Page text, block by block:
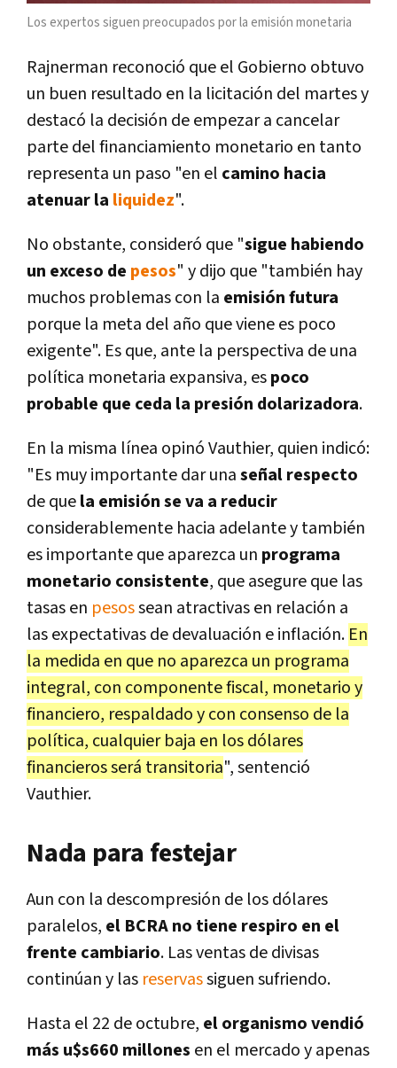
Los expertos siguen preocupados por la emisión monetaria
Rajnerman reconoció que el Gobierno obtuvo
un buen resultado en la licitación del martes y
destacó la decisión de empezar a cancelar
parte del financiamiento monetario en tanto
representa un paso "en el camino hacia
atenuar la liquidez".
No obstante, consideró que "sigue habiendo
un exceso de pesos" y dijo que "también hay
muchos problemas con la emisión futura
porque la meta del año que viene es poco
exigente". Es que, ante la perspectiva de una
política monetaria expansiva, espoco
probable que ceda la presión dolarizadora.
En la misma línea opinó Vauthier, quien indicó:
"Es muy importante dar unaseñal respecto
de quela emisión se va a reducir
considerablemente hacia adelante y también
es importante que aparezca un programa
monetario consistente, que asegure que las
tasas en pesossean atractivas en relación a
las expectativas de devaluación e inflación. En
la medida en que no aparezca un programa
integral, con componente fiscal, monetario y
financiero, respaldado y con consenso de la
política, cualquier baja en los dólares
financieros será transitoria", sentenció
Vauthier.
Nada para festejar
Aun con la descompresión de los dólares
paralelos, el BCRA no tiene respiro en el
frente cambiario. Las ventas de divisas
continúan y las reservassiguen sufriendo.
Hasta el 22 de octubre, el organismo vendió
más u$s660 millones en el mercado y apenas